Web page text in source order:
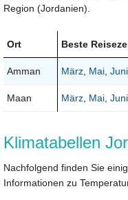
Region (Jordanien).
Ort Beste
Amman März Mai Juni
Maan März Mai Juni
Klimatabellen
Nachfolgend finden Sie
Informationen zu